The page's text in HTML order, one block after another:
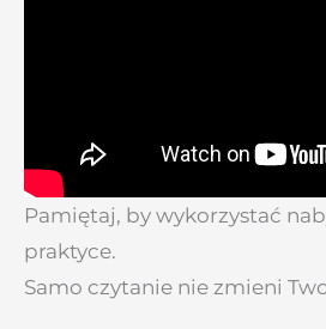
Pamiętaj, by wykorzystać
praktyce.
Samo czytanie nie zmieni